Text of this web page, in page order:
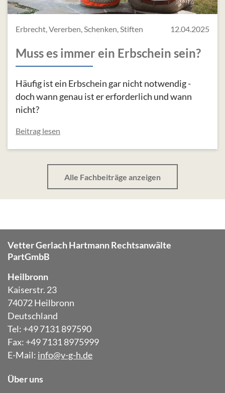
Erbrecht, Vererben, Schenken, Stiften 12.04.2025
Muss es immer ein Erbschein sein?
Häufig ist ein Erbschein gar nicht notwendig -
doch wann genau ist er erforderlich und wann
nicht?
Beitrag lesen
Alle Fachbeiträge anzeigen
Vetter Gerlach Hartmann Rechtsanwälte
PartGmbB
Heilbronn
Kaiserstr. 23
74072 Heilbronn
Deutschland
Tel: +49 7131 897590
Fax: +49 7131 8975999
E-Mail: info@v-g-h.de
Über uns